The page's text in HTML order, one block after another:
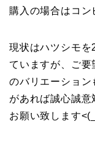
購入の場合はコン
現状はハツシモ
ていますが、ご
のバリエーション
があれば誠心誠意
お願い致します